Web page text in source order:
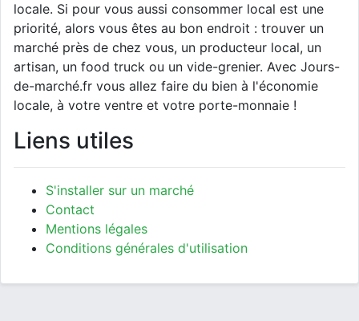
locale. Si pour vous aussi consommer local est une
priorité, alors vous êtes au bon endroit : trouver un
marché près de chez vous, un producteur local, un
artisan, un food truck ou un vide-grenier. Avec Jours-
de-marché.fr vous allez faire du bien à l'économie
locale, à votre ventre et votre porte-monnaie !
Liens utiles
S'installer sur un marché
Contact
Mentions légales
Conditions générales d'utilisation